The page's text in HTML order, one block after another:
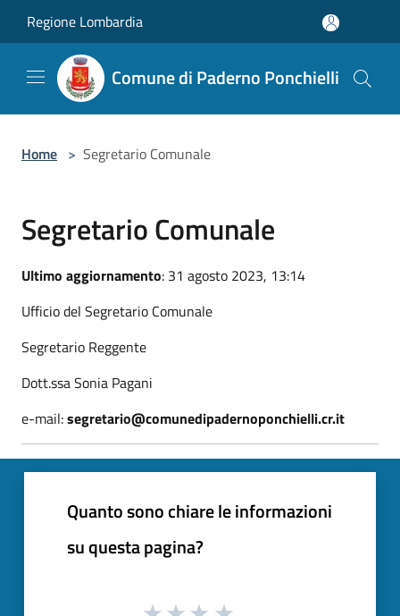
Regione Lombardia
Comune di Paderno Ponchielli
Home > Segretario Comunale
Segretario Comunale
Ultimo aggiornamento: 31 agosto 2023, 13:14
Ufficio del Segretario Comunale
Segretario Reggente
Dott.ssa Sonia Pagani
e-mail:segretario@comunedipadernoponchielli.cr.it
Quanto sono chiare le informazioni
su questa pagina?